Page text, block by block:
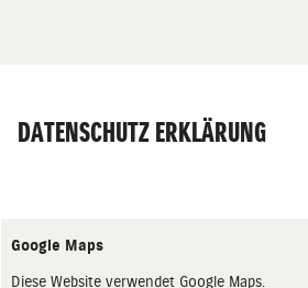
DATENSCHUTZ ERKLÄRUNG
Google Maps
Diese Website verwendet Google Maps.